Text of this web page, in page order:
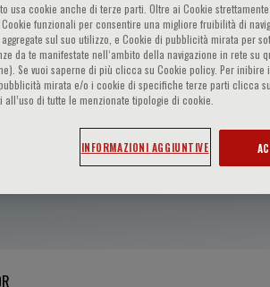
usa cookie anche di terze parti. Oltre ai Cookie
funzionali per consentire una migliore fruibilità di
sul suo utilizzo, e Cookie di pubblicità mirata per
da te manifestate nell‘ambito della navigazione in rete su
Se vuoi saperne di più clicca su Cookie policy. Per
mirata e/o i cookie di specifiche terze parti clicca su
all’uso di tutte le menzionate tipologie di cookie.
INFORMAZIONI AGGIUNTIVE